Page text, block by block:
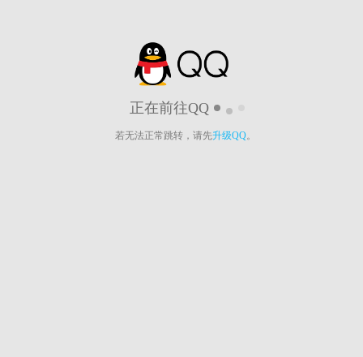
正在前往QQ
若无法正常跳转，请先升级QQ。